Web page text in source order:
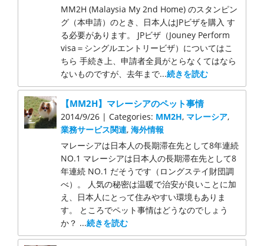
MM2H (Malaysia My 2nd Home) のスタンピン
グ（本申請）のとき、日本人はJPビザを購入 す
る必要があります。 JPビザ（Jouney Perform
visa＝シングルエントリービザ）についてはこ
ちら 手続き上、申請者全員がとらなくてはなら
ないものですが、去年まで...続きを読む
【MM2H】マレーシアのペット事情
2014/9/26 | Categories: MM2H, マレーシア,
業務サービス関連,海外情報
マレーシアは日本人の長期滞在先として8年連続
NO.1 マレーシアは日本人の長期滞在先として8
年連続 NO.1 だそうです（ロングステイ財団調
べ）。 人気の秘密は温暖で治安が良いことに加
え、日本人にとって住みやすい環境もありま
す。 ところでペット事情はどうなのでしょう
か？ ...続きを読む